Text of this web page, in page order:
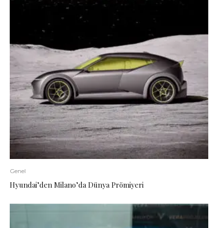
Genel
Hyundai’den Milano’da Dünya Prömiyeri